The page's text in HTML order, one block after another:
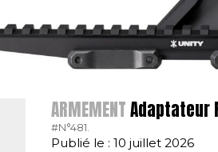
ARMEMENTAdaptateur
#N°481.
Publié le : 10 juillet 2026